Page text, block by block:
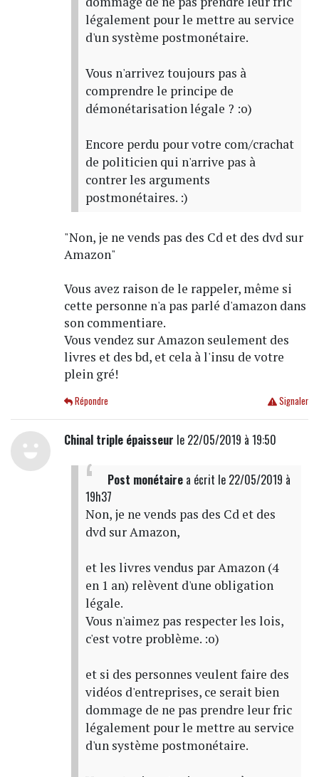
légalement pour le mettre au service
d'un système postmonétaire.
Vous n'arrivez toujours pas à
comprendre le principe de
démonétarisation légale ? :o)
Encore perdu pour votre com/crachat
de politicien qui n'arrive pas à
contrer les arguments
postmonétaires. :)
"Non, je ne vends pas des Cd et des dvd sur
Amazon"
Vous avez raison de le rappeler, même si
cette personne n'a pas parlé d'amazon dans
son commentiare.
Vous vendez sur Amazon seulement des
livres et des bd, et cela à l'insu de votre
plein gré!
Signaler
Répondre
Chinal triple épaisseur le 22/05/2019 à 19:50
Post monétairea écrit le 22/05/2019 à
19h37
Non, je ne vends pas des Cd et des
dvd sur Amazon,
et les livres vendus par Amazon (4
en 1 an) relèvent d'une obligation
légale.
Vous n'aimez pas respecter les lois,
c'est votre problème. :o)
et si des personnes veulent faire des
vidéos d'entreprises, ce serait bien
dommage de ne pas prendre leur fric
légalement pour le mettre au service
d'un système postmonétaire.